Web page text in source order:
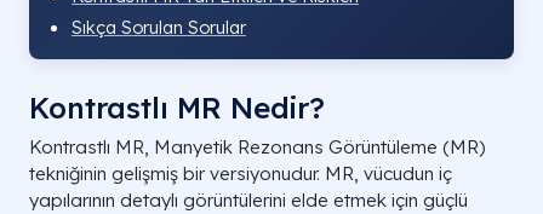
Sıkça Sorulan Sorular
Kontrastlı MR Nedir?
Kontrastlı MR, Manyetik Rezonans Görüntüleme (MR)
tekniğinin gelişmiş bir versiyonudur. MR, vücudun iç
yapılarının detaylı görüntülerini elde etmek için güçlü